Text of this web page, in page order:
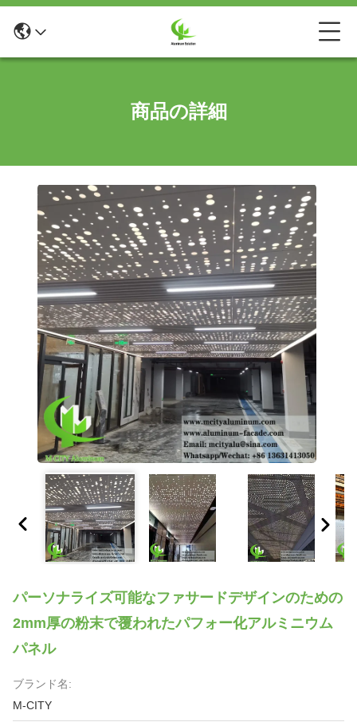
商品の詳細
パーソナライズ可能なファサードデザインのための
2mm厚の粉末で覆われたパフォー化アルミニウム
パネル
ブランド名:
M-CITY